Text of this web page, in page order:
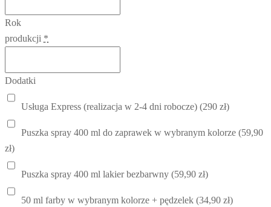
Rok
produkcji *
Dodatki
Usługa Express (realizacja w 2-4 dni robocze) (290 zł)
Puszka spray 400 ml do zaprawek w wybranym kolorze (59,90
zł)
Puszka spray 400 ml lakier bezbarwny (59,90 zł)
50 ml farby w wybranym kolorze + pędzelek (34,90 zł)